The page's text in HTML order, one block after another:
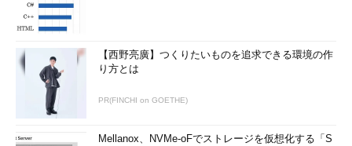
【西野亮廣】つくりたいものを追求できる環境の作
り方とは
PR(FINCHI on GOETHE)
Mellanox、NVMe-oFでストレージを仮想化する「S